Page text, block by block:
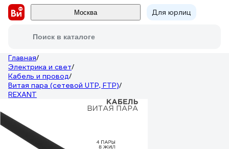
Москва Для юрлиц
Поиск в каталоге
Главная/
Электрика и свет/
Кабель и провод/
Витая пара (сетевой UTP, FTP)/
REXANT